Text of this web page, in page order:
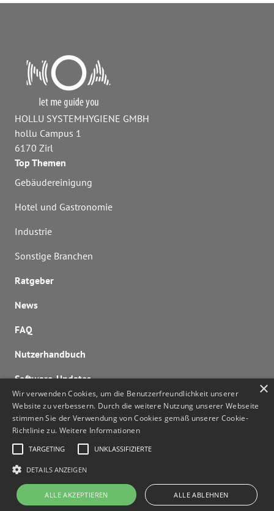
HOLLU SYSTEMHYGIENE GMBH
hollu Campus 1
6170 Zirl
Top Themen
Gebäudereinigung
Hotel und Gastronomie
Industrie
Sonstige Branchen
Ratgeber
News
FAQ
Nutzerhandbuch
Software-Updates
Lizenzen berechnen
Kontaktieren Sie uns
© HOLLU Systemhygiene GmbH 2026
×
Wir verwenden Cookies, um die Benutzerfreundlichkeit unserer
Website zu verbessern. Durch die weitere Nutzung unserer Webseite
stimmen Sie der Verwendung von Cookies gemäß unserer Cookie-
Richtlinie zu. Weitere Informationen
TARGETING UNKLASSIFIZIERTE
DETAILS ANZEIGEN
ALLE AKZEPTIEREN ALLE ABLEHNEN